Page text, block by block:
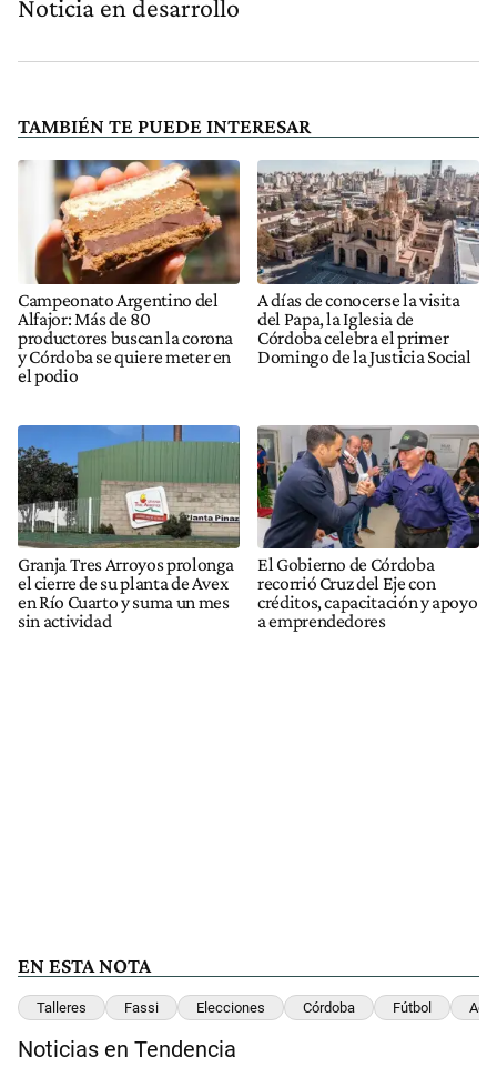
Noticia en desarrollo
TAMBIÉN TE PUEDE INTERESAR
Campeonato Argentino del
Alfajor: Más de 80
productores buscan la corona
y Córdoba se quiere meter en
el podio
A días de conocerse la visita
del Papa, la Iglesia de
Córdoba celebra el primer
Domingo de la Justicia Social
Granja Tres Arroyos prolonga
el cierre de su planta de Avex
en Río Cuarto y suma un mes
sin actividad
El Gobierno de Córdoba
recorrió Cruz del Eje con
créditos, capacitación y apoyo
a emprendedores
EN ESTA NOTA
Talleres Fassi Elecciones Córdoba Fútbol
Noticias en Tendencia